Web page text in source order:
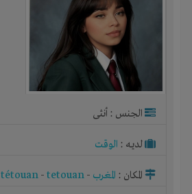
الجنس : أنثى
لديـه : الوقت
المكان : المغرب -
tétouan -tetouan